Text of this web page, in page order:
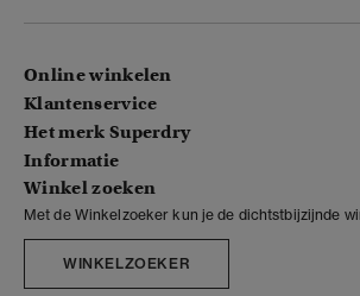
Online winkelen
Klantenservice
Het merk Superdry
Informatie
Winkel zoeken
Met de Winkelzoeker kun je de dichtstbijzijnde
WINKELZOEKER